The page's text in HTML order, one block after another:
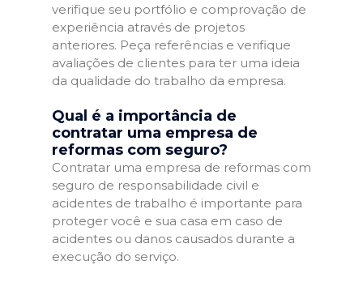
verifique seu portfólio e comprovação de
experiência através de projetos
anteriores. Peça referências e verifique
avaliações de clientes para ter uma ideia
da qualidade do trabalho da empresa.
Qual é a importância de
contratar uma empresa de
reformas com seguro?
Contratar uma empresa de reformas com
seguro de responsabilidade civil e
acidentes de trabalho é importante para
proteger você e sua casa em caso de
acidentes ou danos causados durante a
execução do serviço.